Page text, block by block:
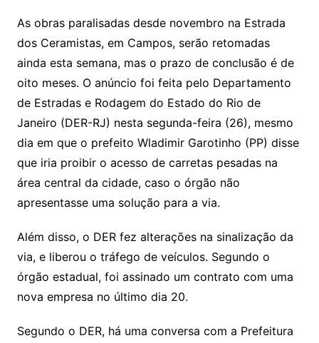
As obras paralisadas desde novembro na Estrada
dos Ceramistas, em Campos, serão retomadas
ainda esta semana, mas o prazo de conclusão é de
oito meses. O anúncio foi feita pelo Departamento
de Estradas e Rodagem do Estado do Rio de
Janeiro (DER-RJ) nesta segunda-feira (26), mesmo
dia em que o prefeito Wladimir Garotinho (PP) disse
que iria proibir o acesso de carretas pesadas na
área central da cidade, caso o órgão não
apresentasse uma solução para a via.
Além disso, o DER fez alterações na sinalização da
via, e liberou o tráfego de veículos. Segundo o
órgão estadual, foi assinado um contrato com uma
nova empresa no último dia 20.
Segundo o DER, há uma conversa com a Prefeitura